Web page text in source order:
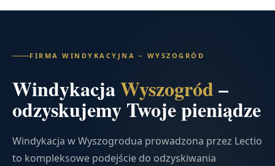
FIRMA WINDYKACYJNA – WYSZOGRÓD
WindykacjaWyszogród–
odzyskujemy Twoje pieniądze
Windykacja w Wyszogrodua prowadzona przez Lectio
to kompleksowe podejście do odzyskiwania